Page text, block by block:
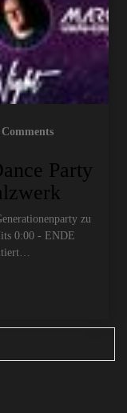
Party
zu
0:00 - ENDE